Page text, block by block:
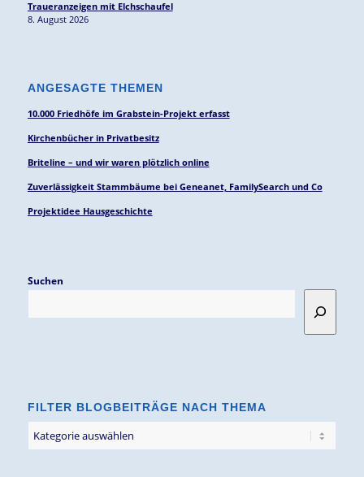
Traueranzeigen mit Elchschaufel
8. August 2026
ANGESAGTE THEMEN
10.000 Friedhöfe im Grabstein-Projekt erfasst
Kirchenbücher in Privatbesitz
Briteline – und wir waren plötzlich online
Zuverlässigkeit Stammbäume bei Geneanet, FamilySearch und Co
Projektidee Hausgeschichte
Suchen
FILTER BLOGBEITRÄGE NACH THEMA
Blogbeiträge